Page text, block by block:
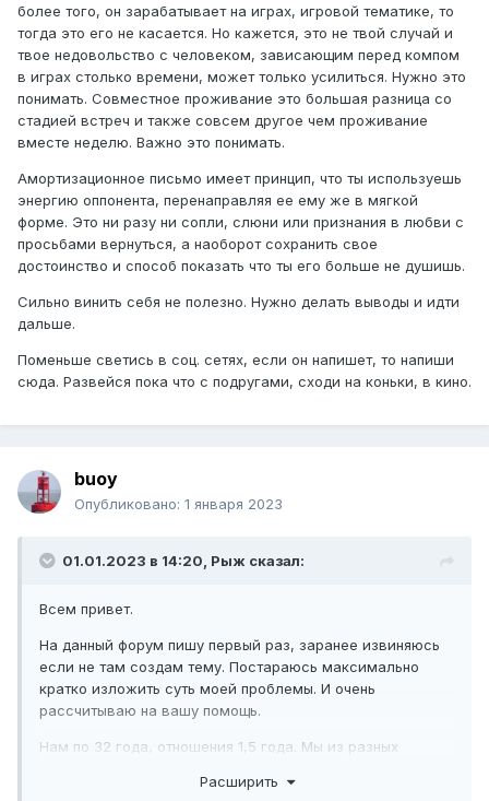
более того, он зарабатывает на играх, игровой тематике, то
тогда это его не касается. Но кажется, это не твой случай и
твое недовольство с человеком, зависающим перед компом
в играх столько времени, может только усилиться. Нужно это
понимать. Совместное проживание это большая разница со
стадией встреч и также совсем другое чем проживание
вместе неделю. Важно это понимать.
Амортизационное письмо имеет принцип, что ты используешь
энергию оппонента, перенаправляя ее ему же в мягкой
форме. Это ни разу ни сопли, слюни или признания в любви с
просьбами вернуться, а наоборот сохранить свое
достоинство и способ показать что ты его больше не душишь.
Сильно винить себя не полезно. Нужно делать выводы и идти
дальше.
Поменьше светись в соц. сетях, если он напишет, то напиши
сюда. Развейся пока что с подругами, сходи на коньки, в кино.
buoy
Опубликовано: 1 января 2023
01.01.2023 в 14:20, Рыж сказал:
Всем привет.
На данный форум пишу первый раз, заранее извиняюсь
если не там создам тему. Постараюсь максимально
кратко изложить суть моей проблемы. И очень
рассчитываю на вашу помощь.
Нам по 32 года, отношения 1,5 года. Мы из разных
месяца, на неделю, то я к нему, то он. Собирались
Расширить